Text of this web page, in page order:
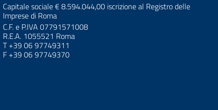
Capitale sociale € 8.594.044,00 iscrizione al Registro delle
Imprese di Roma
C.F. e P.IVA 07791571008
R.E.A. 1055521 Roma
T +39 06 97749311
F +39 06 97749370